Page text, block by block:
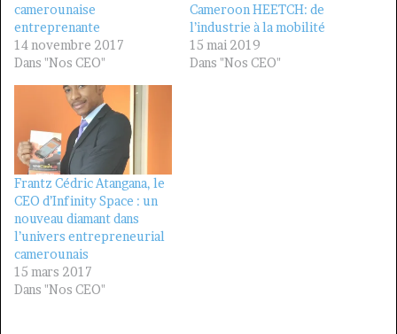
camerounaise
entreprenante
14 novembre 2017
Dans "Nos CEO"
Cameroon HEETCH: de
l’industrie à la mobilité
15 mai 2019
Dans "Nos CEO"
Frantz Cédric Atangana, le
CEO d’Infinity Space : un
nouveau diamant dans
l’univers entrepreneurial
camerounais
15 mars 2017
Dans "Nos CEO"